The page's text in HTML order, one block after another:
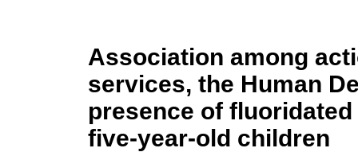
Association among
services, the Human
presence of
five-year-old children